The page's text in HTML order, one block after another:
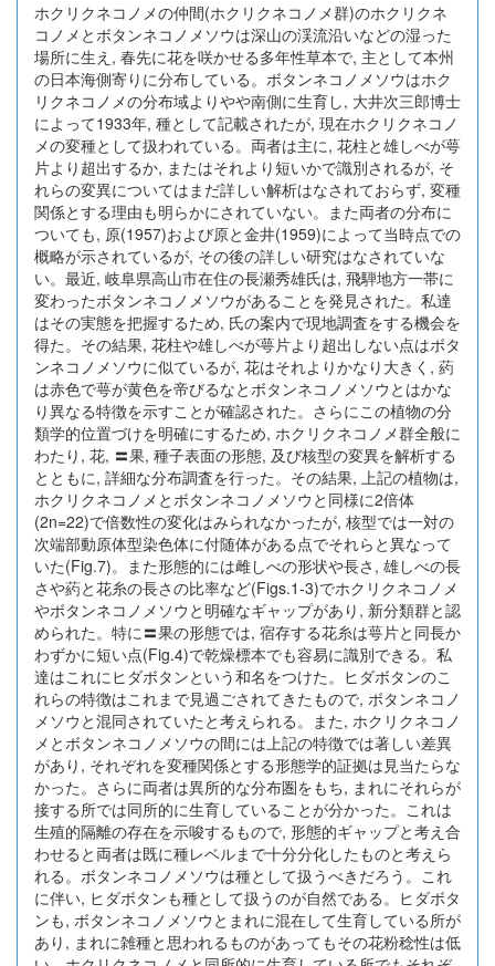
ホクリクネコノメの仲間(ホクリクネコノメ群)のホクリクネ
コノメとボタンネコノメソウは深山の渓流沿いなどの湿った
場所に生え, 春先に花を咲かせる多年性草本で, 主として本州
の日本海側寄りに分布している。ボタンネコノメソウはホク
リクネコノメの分布域よりやや南側に生育し, 大井次三郎博士
によって1933年, 種として記載されたが, 現在ホクリクネコノ
メの変種として扱われている。両者は主に, 花柱と雄しべが萼
片より超出するか, またはそれより短いかで識別されるが, そ
れらの変異についてはまだ詳しい解析はなされておらず, 変種
関係とする理由も明らかにされていない。また両者の分布に
ついても, 原(1957)および原と金井(1959)によって当時点での
概略が示されているが, その後の詳しい研究はなされていな
い。最近, 岐阜県高山市在住の長瀬秀雄氏は, 飛騨地方一帯に
変わったボタンネコノメソウがあることを発見された。私達
はその実態を把握するため, 氏の案内で現地調査をする機会を
得た。その結果, 花柱や雄しべが萼片より超出しない点はボタ
ンネコノメソウに似ているが, 花はそれよりかなり大きく, 葯
は赤色で萼が黄色を帝びるなとボタンネコノメソウとはかな
り異なる特徴を示すことが確認された。さらにこの植物の分
類学的位置づけを明確にするため, ホクリクネコノメ群全般に
わたり, 花, 〓果, 種子表面の形態, 及び核型の変異を解析する
とともに, 詳細な分布調査を行った。その結果, 上記の植物は,
ホクリクネコノメとボタンネコノメソウと同様に2倍体
(2n=22)で倍数性の変化はみられなかったが, 核型では一対の
次端部動原体型染色体に付随体がある点でそれらと異なって
いた(Fig.7)。また形態的には雌しべの形状や長さ, 雄しべの長
さや葯と花糸の長さの比率など(Figs.1-3)でホクリクネコノメ
やボタンネコノメソウと明確なギャップがあり, 新分類群と認
められた。特に〓果の形態では, 宿存する花糸は萼片と同長か
わずかに短い点(Fig.4)で乾燥標本でも容易に識別できる。私
達はこれにヒダボタンという和名をつけた。ヒダボタンのこ
れらの特徴はこれまで見過ごされてきたもので, ボタンネコノ
メソウと混同されていたと考えられる。また, ホクリクネコノ
メとボタンネコノメソウの間には上記の特徴では著しい差異
があり, それぞれを変種関係とする形態学的証拠は見当たらな
かった。さらに両者は異所的な分布圏をもち, まれにそれらが
接する所では同所的に生育していることが分かった。これは
生殖的隔離の存在を示唆するもので, 形態的ギャップと考え合
わせると両者は既に種レベルまで十分分化したものと考えら
れる。ボタンネコノメソウは種として扱うべきだろう。これ
に伴い, ヒダボタンも種として扱うのが自然である。ヒダボタ
ンも, ボタンネコノメソウとまれに混在して生育している所が
あり, まれに雑種と思われるものがあってもその花粉稔性は低